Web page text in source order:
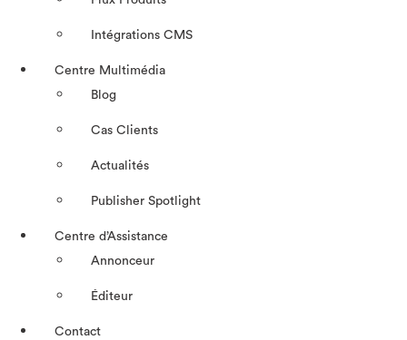
Intégrations CMS
Centre Multimédia
Blog
Cas Clients
Actualités
Publisher Spotlight
Centre d’Assistance
Annonceur
Éditeur
Contact